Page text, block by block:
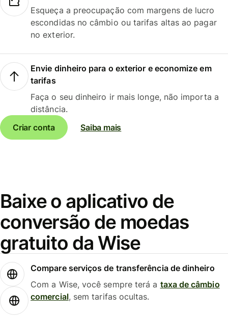
Esqueça a preocupação com margens de lucro
escondidas no câmbio ou tarifas altas ao pagar
no exterior.
Envie dinheiro para o exterior e economize em
tarifas
Faça o seu dinheiro ir mais longe, não importa a
distância.
Criar conta
Saiba mais
Baixe o aplicativo de
conversão de moedas
gratuito da Wise
Compare serviços de transferência de dinheiro
Com a Wise, você sempre terá a taxa de câmbio
comercial, sem tarifas ocultas.